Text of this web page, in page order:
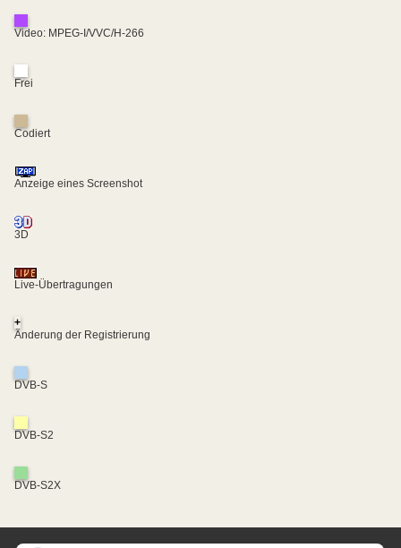
Video: MPEG-I/VVC/H-266
Frei
Codiert
Anzeige eines Screenshot
3D
Live-Übertragungen
+
Änderung der Registrierung
DVB-S
DVB-S2
DVB-S2X